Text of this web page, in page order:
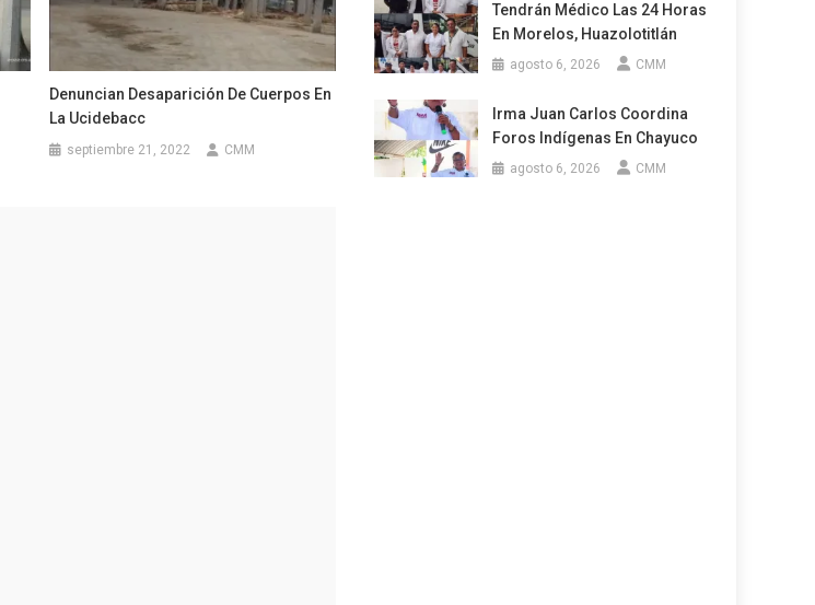
Denuncian Desaparición De Cuerpos En
La Ucidebacc
septiembre 21, 2022 CMM
Tendrán Médico Las 24 Horas
En Morelos, Huazolotitlán
agosto 6, 2026 CMM
Irma Juan Carlos Coordina
Foros Indígenas En Chayuco
agosto 6, 2026 CMM